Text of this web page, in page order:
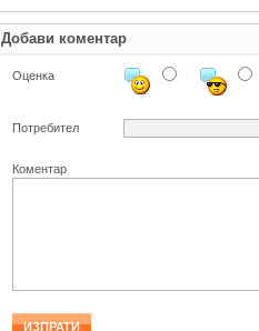
Добави коментар
Оценка
Потребител
Коментар